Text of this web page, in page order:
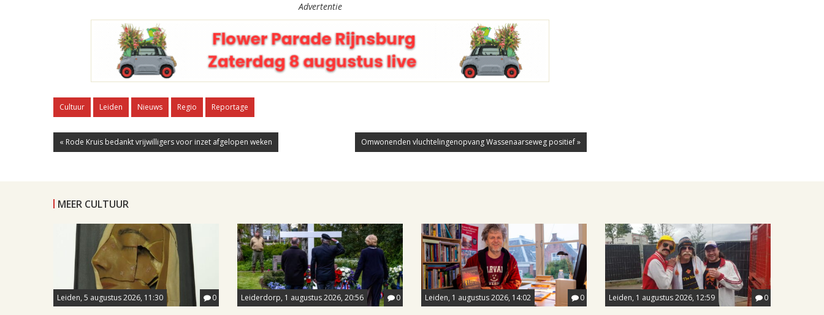
Advertentie
Cultuur Leiden Nieuws Regio Reportage
« Rode Kruis bedankt vrijwilligers voor inzet afgelopen weken Omwonenden vluchtelingenopvang Wassenaarseweg positief »
MEER CULTUUR
Leiden, 5 augustus 2026, 11:30 0 Leiderdorp, 1 augustus 2026, 20:56 0 Leiden, 1 augustus 2026, 14:02 0 Leiden, 1 augustus 2026, 12:59 0